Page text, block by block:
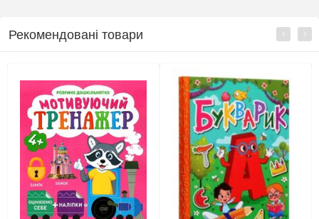
Рекомендовані товари